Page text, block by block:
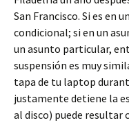
San Francisco. Si es en
condicional; si en un
un asunto particular,
suspensión es muy
tapa de tu laptop
justamente detiene la
al disco) puede resultar